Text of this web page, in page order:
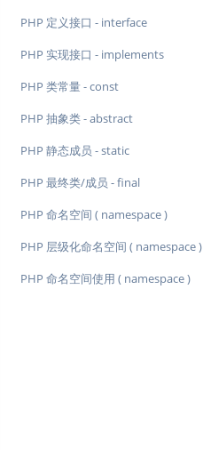
PHP 定义接口 - interface
PHP 实现接口 - implements
PHP 类常量 - const
PHP 抽象类 - abstract
PHP 静态成员 - static
PHP 最终类/成员 - final
PHP 命名空间 ( namespace )
PHP 层级化命名空间 ( namespace )
PHP 命名空间使用 ( namespace )